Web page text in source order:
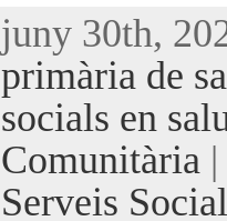
juny 30th,
primària de
socials en
Comunitària
Serveis